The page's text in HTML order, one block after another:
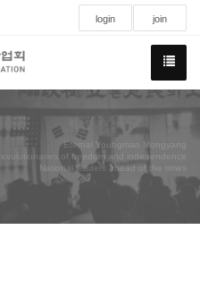
login join
Eternal Youngman Mongyang
of freedom and independence
National leaders ahead of the times